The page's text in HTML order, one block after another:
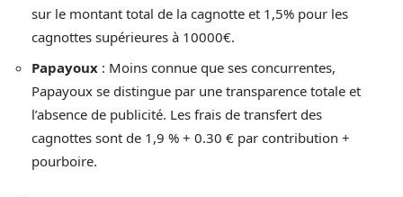
sur le montant total de la cagnotte et 1,5% pour les
cagnottes supérieures à 10000€.
Papayoux : Moins connue que ses concurrentes,
Papayoux se distingue par une transparence totale et
l’absence de publicité. Les frais de transfert des
cagnottes sont de 1,9 % + 0.30 € par contribution +
pourboire.